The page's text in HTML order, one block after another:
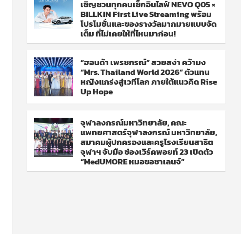
เชิญชวนทุกคนเช็กอินไลฟ์ NEVO Q05 ×
BILLKIN First Live Streaming พร้อม
โปรโมชั่นและของรางวัลมากมายแบบจัด
เต็ม ที่ไม่เคยให้ที่ไหนมาก่อน!
“ฮอนด้า เพรชภรณ์” สวยสง่า คว้ามง
“Mrs. Thailand World 2026” ตัวแทน
หญิงแกร่งสู่เวทีโลก ภายใต้แนวคิด Rise
Up Hope
จุฬาลงกรณ์มหาวิทยาลัย, คณะ
แพทยศาสตร์จุฬาลงกรณ์ มหาวิทยาลัย,
สมาคมผู้ปกครองและครูโรงเรียนสาธิต
จุฬาฯ จับมือ ช่องเวิร์คพอยท์ 23 เปิดตัว
“MedUMORE หมอขอชาเลนจ์”